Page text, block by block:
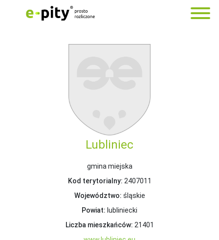
Lubliniec
gmina miejska
Kod terytorialny: 2407011
Województwo: śląskie
Powiat: lubliniecki
Liczba mieszkańców: 21401